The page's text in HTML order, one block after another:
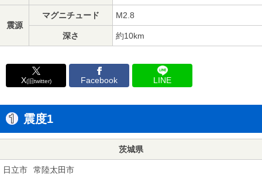
震源
マグニチュード M2.8
深さ 約10km
X(旧twitter) Facebook LINE
震度1
茨城県
日立市 常陸太田市